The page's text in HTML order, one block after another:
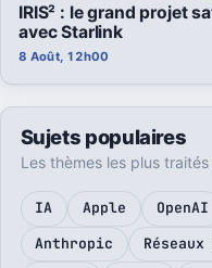
IRIS² : le grand projet
avec Starlink
8 Août, 12h00
Sujets populaires
Les thèmes les plus
IA Apple OpenAI
Anthropic